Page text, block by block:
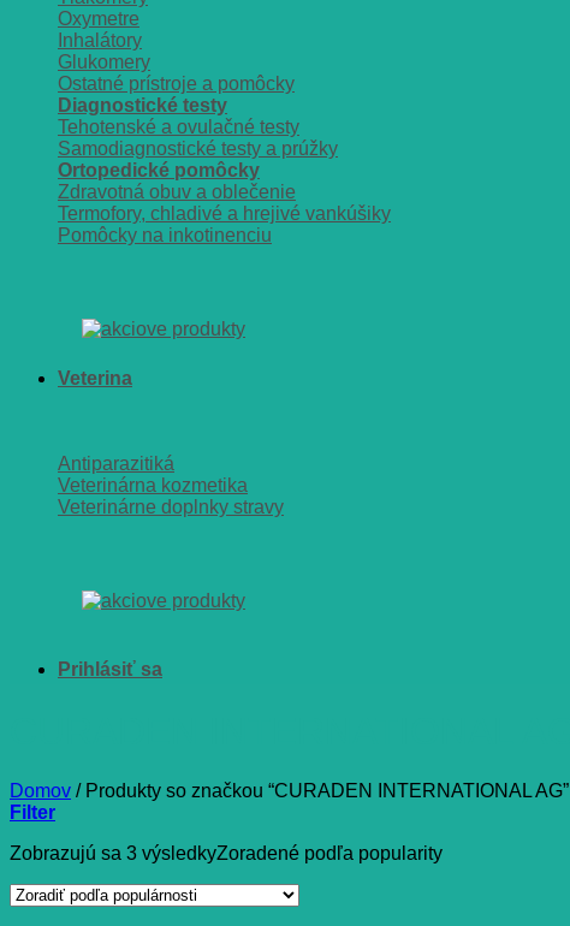
Oxymetre
Inhalátory
Glukomery
Ostatné prístroje a pomôcky
Diagnostické testy
Tehotenské a ovulačné testy
Samodiagnostické testy a prúžky
Ortopedické pomôcky
Zdravotná obuv a oblečenie
Termofory, chladivé a hrejivé vankúšiky
Pomôcky na inkotinenciu
Veterina
Antiparazitiká
Veterinárna kozmetika
Veterinárne doplnky stravy
Domov /Produkty so značkou “CURADEN INTERNATIONAL AG”
Filter
Zobrazujú sa 3 výsledkyZoradené podľa popularity